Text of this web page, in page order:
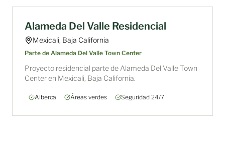
PRÓXIMAMENTE
Alameda Del Valle Residencial
Mexicali, Baja California
Parte de Alameda Del Valle Town Center
Proyecto residencial parte de Alameda Del Valle Town
Center en Mexicali, Baja California.
Alberca Áreas verdes Seguridad 24/7